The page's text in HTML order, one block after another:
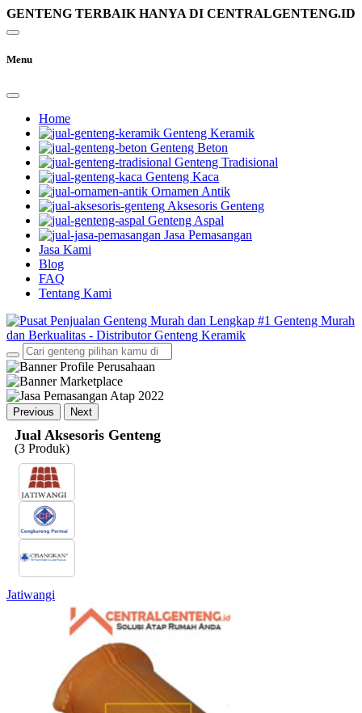
GENTENG TERBAIK HANYA DI CENTRALGENTENG.ID
Menu
Home
Genteng Keramik
Genteng Beton
Genteng Tradisional
Genteng Kaca
Ornamen Antik
Aksesoris Genteng
Genteng Aspal
Jasa Pemasangan
Jasa Kami
Blog
FAQ
Tentang Kami
Previous Next
Jual Aksesoris Genteng
(3 Produk)
Jatiwangi